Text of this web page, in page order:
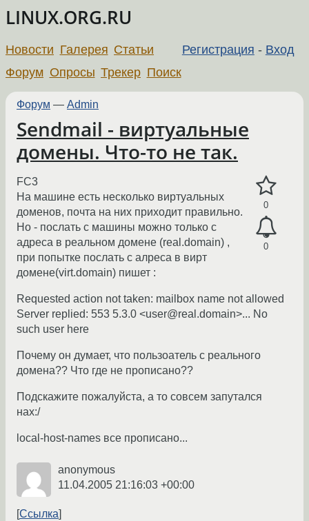
LINUX.ORG.RU
Регистрация - Вход
Новости Галерея Статьи
Форум Опросы Трекер Поиск
Форум — Admin
Sendmail - виртуальные
домены. Что-то не так.
0
0
FC3
На машине есть несколько виртуальных
доменов, почта на них приходит правильно.
Но - послать с машины можно только с
адреса в реальном домене (real.domain) ,
при попытке послать с алреса в вирт
домене(virt.domain) пишет :
Requested action not taken: mailbox name not allowed
Server replied: 553 5.3.0 <user@real.domain>... No
such user here
Почему он думает, что пользоатель с реального
домена?? Что где не прописано??
Подскажите пожалуйста, а то совсем запутался
нах:/
local-host-names все прописано...
anonymous
11.04.2005 21:16:03 +00:00
Ссылка